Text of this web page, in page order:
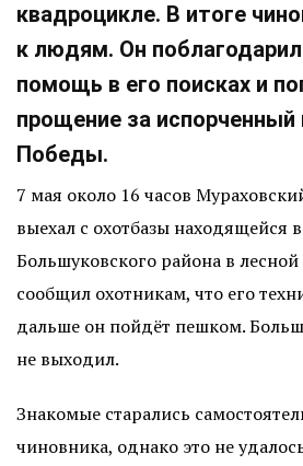
квадроцикле. В итоге
к людям. Он поблагодарил
помощь в его поисках и
прощение за испорченный
Победы.
7 мая около 16 часов
выехал с охотбазы находящейся
Большуковского района в
сообщил охотникам, что его
дальше он пойдёт пешком.
не выходил.
Знакомые старались
чиновника, однако это не